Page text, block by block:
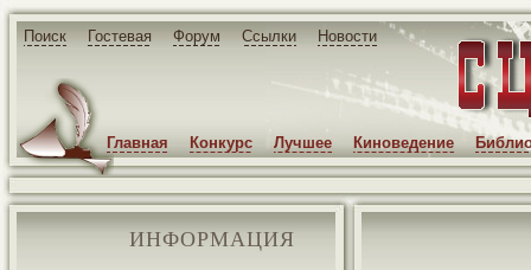
Поиск Гостевая Форум Ссылки Новости
Главная Конкурс Лучшее Киноведение
ИНФОРМАЦИЯ